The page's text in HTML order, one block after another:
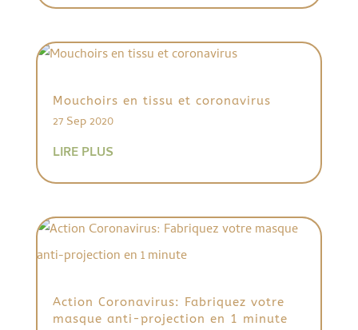
Mouchoirs en tissu et coronavirus
27 Sep 2020
LIRE PLUS
Action Coronavirus: Fabriquez votre
masque anti-projection en 1 minute